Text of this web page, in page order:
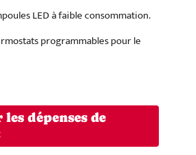
LED à faible consommation.
programmables pour le
dépenses de